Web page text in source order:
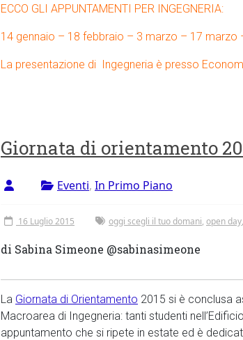
ECCO GLI APPUNTAMENTI PER INGEGNERIA:
14 gennaio – 18 febbraio – 3 marzo – 17 marzo
La presentazione di Ingegneria è presso
Giornata di orientamento
Eventi, In Primo Piano
16 Luglio 2015 oggi scegli il tuo domani, open day,
di Sabina Simeone @sabinasimeone
La Giornata di Orientamento 2015 si è conclusa
Macroarea di Ingegneria: tanti studenti
appuntamento che si ripete in estate ed è